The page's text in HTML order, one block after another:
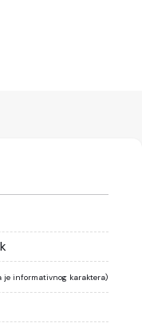
je informativnog karaktera)